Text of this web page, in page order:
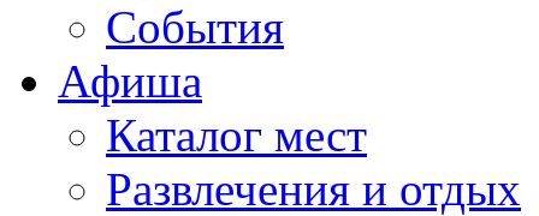
События
Афиша
Каталог мест
Развлечения и отдых